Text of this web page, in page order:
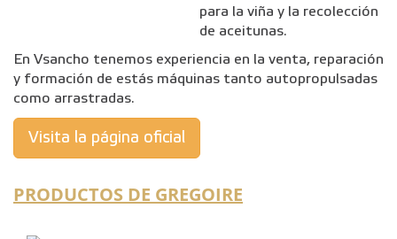
para la viña y la recolección
de aceitunas.
En Vsancho tenemos experiencia en la venta, reparación
y formación de estás máquinas tanto autopropulsadas
como arrastradas.
Visita la página oficial
PRODUCTOS DE GREGOIRE